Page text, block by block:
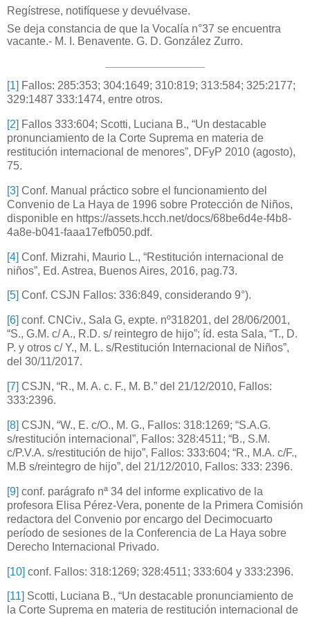
Regístrese, notifíquese y devuélvase.
Se deja constancia de que la Vocalía n°37 se encuentra
vacante.- M. I. Benavente. G. D. González Zurro.
[1] Fallos: 285:353; 304:1649; 310:819; 313:584; 325:2177;
329:1487 333:1474, entre otros.
[2] Fallos 333:604; Scotti, Luciana B., “Un destacable
pronunciamiento de la Corte Suprema en materia de
restitución internacional de menores”, DFyP 2010 (agosto),
75.
[3] Conf. Manual práctico sobre el funcionamiento del
Convenio de La Haya de 1996 sobre Protección de Niños,
disponible en https://assets.hcch.net/docs/68be6d4e-f4b8-
4a8e-b041-faaa17efb050.pdf.
[4] Conf. Mizrahi, Maurio L., “Restitución internacional de
niños”, Ed. Astrea, Buenos Aires, 2016, pag.73.
[5] Conf. CSJN Fallos: 336:849, considerando 9°).
[6] conf. CNCiv., Sala G, expte. nº318201, del 28/06/2001,
“S., G.M. c/ A., R.D. s/ reintegro de hijo”; íd. esta Sala, “T., D.
P. y otros c/ Y., M. L. s/Restitución Internacional de Niños”,
del 30/11/2017.
[7] CSJN, “R., M. A. c. F., M. B.” del 21/12/2010, Fallos:
333:2396.
[8] CSJN, “W., E. c/O., M. G., Fallos: 318:1269; “S.A.G.
s/restitución internacional”, Fallos: 328:4511; “B., S.M.
c/P.V.A. s/restitución de hijo”, Fallos: 333:604; “R., M.A. c/F.,
M.B s/reintegro de hijo”, del 21/12/2010, Fallos: 333: 2396.
[9] conf. parágrafo nª 34 del informe explicativo de la
profesora Elisa Pérez-Vera, ponente de la Primera Comisión
redactora del Convenio por encargo del Decimocuarto
período de sesiones de la Conferencia de La Haya sobre
Derecho Internacional Privado.
[10] conf. Fallos: 318:1269; 328:4511; 333:604 y 333:2396.
[11] Scotti, Luciana B., “Un destacable pronunciamiento de
la Corte Suprema en materia de restitución internacional de